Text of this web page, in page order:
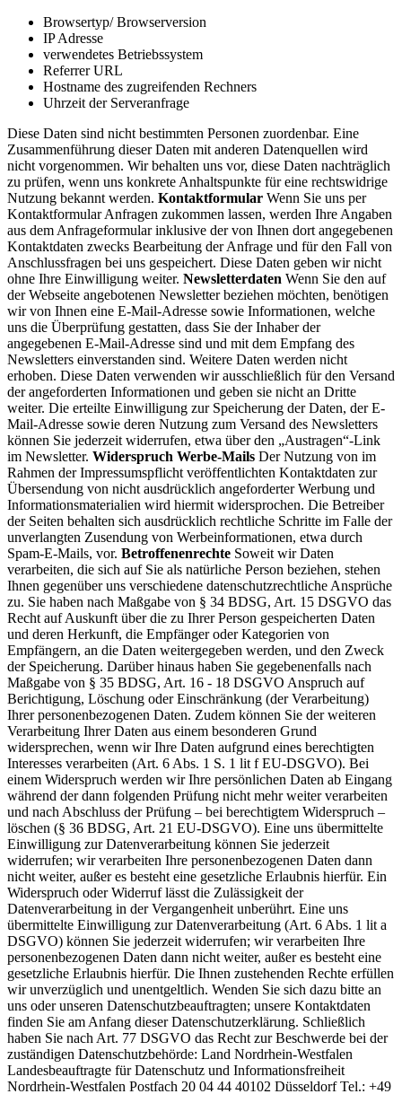
Browsertyp/ Browserversion
IP Adresse
verwendetes Betriebssystem
Referrer URL
Hostname des zugreifenden Rechners
Uhrzeit der Serveranfrage
Diese Daten sind nicht bestimmten Personen zuordenbar. Eine
Zusammenführung dieser Daten mit anderen Datenquellen wird
nicht vorgenommen. Wir behalten uns vor, diese Daten nachträglich
zu prüfen, wenn uns konkrete Anhaltspunkte für eine rechtswidrige
Nutzung bekannt werden. Kontaktformular Wenn Sie uns per
Kontaktformular Anfragen zukommen lassen, werden Ihre Angaben
aus dem Anfrageformular inklusive der von Ihnen dort angegebenen
Kontaktdaten zwecks Bearbeitung der Anfrage und für den Fall von
Anschlussfragen bei uns gespeichert. Diese Daten geben wir nicht
ohne Ihre Einwilligung weiter. Newsletterdaten Wenn Sie den auf
der Webseite angebotenen Newsletter beziehen möchten, benötigen
wir von Ihnen eine E-Mail-Adresse sowie Informationen, welche
uns die Überprüfung gestatten, dass Sie der Inhaber der
angegebenen E-Mail-Adresse sind und mit dem Empfang des
Newsletters einverstanden sind. Weitere Daten werden nicht
erhoben. Diese Daten verwenden wir ausschließlich für den Versand
der angeforderten Informationen und geben sie nicht an Dritte
weiter. Die erteilte Einwilligung zur Speicherung der Daten, der E-
Mail-Adresse sowie deren Nutzung zum Versand des Newsletters
können Sie jederzeit widerrufen, etwa über den „Austragen“-Link
im Newsletter. Widerspruch Werbe-Mails Der Nutzung von im
Rahmen der Impressumspflicht veröffentlichten Kontaktdaten zur
Übersendung von nicht ausdrücklich angeforderter Werbung und
Informationsmaterialien wird hiermit widersprochen. Die Betreiber
der Seiten behalten sich ausdrücklich rechtliche Schritte im Falle der
unverlangten Zusendung von Werbeinformationen, etwa durch
Spam-E-Mails, vor. Betroffenenrechte Soweit wir Daten
verarbeiten, die sich auf Sie als natürliche Person beziehen, stehen
Ihnen gegenüber uns verschiedene datenschutzrechtliche Ansprüche
zu. Sie haben nach Maßgabe von § 34 BDSG, Art. 15 DSGVO das
Recht auf Auskunft über die zu Ihrer Person gespeicherten Daten
und deren Herkunft, die Empfänger oder Kategorien von
Empfängern, an die Daten weitergegeben werden, und den Zweck
der Speicherung. Darüber hinaus haben Sie gegebenenfalls nach
Maßgabe von § 35 BDSG, Art. 16 - 18 DSGVO Anspruch auf
Berichtigung, Löschung oder Einschränkung (der Verarbeitung)
Ihrer personenbezogenen Daten. Zudem können Sie der weiteren
Verarbeitung Ihrer Daten aus einem besonderen Grund
widersprechen, wenn wir Ihre Daten aufgrund eines berechtigten
Interesses verarbeiten (Art. 6 Abs. 1 S. 1 lit f EU-DSGVO). Bei
einem Widerspruch werden wir Ihre persönlichen Daten ab Eingang
während der dann folgenden Prüfung nicht mehr weiter verarbeiten
und nach Abschluss der Prüfung – bei berechtigtem Widerspruch –
löschen (§ 36 BDSG, Art. 21 EU-DSGVO). Eine uns übermittelte
Einwilligung zur Datenverarbeitung können Sie jederzeit
widerrufen; wir verarbeiten Ihre personenbezogenen Daten dann
nicht weiter, außer es besteht eine gesetzliche Erlaubnis hierfür. Ein
Widerspruch oder Widerruf lässt die Zulässigkeit der
Datenverarbeitung in der Vergangenheit unberührt. Eine uns
übermittelte Einwilligung zur Datenverarbeitung (Art. 6 Abs. 1 lit a
DSGVO) können Sie jederzeit widerrufen; wir verarbeiten Ihre
personenbezogenen Daten dann nicht weiter, außer es besteht eine
gesetzliche Erlaubnis hierfür. Die Ihnen zustehenden Rechte erfüllen
wir unverzüglich und unentgeltlich. Wenden Sie sich dazu bitte an
uns oder unseren Datenschutzbeauftragten; unsere Kontaktdaten
finden Sie am Anfang dieser Datenschutzerklärung. Schließlich
haben Sie nach Art. 77 DSGVO das Recht zur Beschwerde bei der
zuständigen Datenschutzbehörde: Land Nordrhein-Westfalen
Landesbeauftragte für Datenschutz und Informationsfreiheit
Nordrhein-Westfalen Postfach 20 04 44 40102 Düsseldorf Tel.: +49